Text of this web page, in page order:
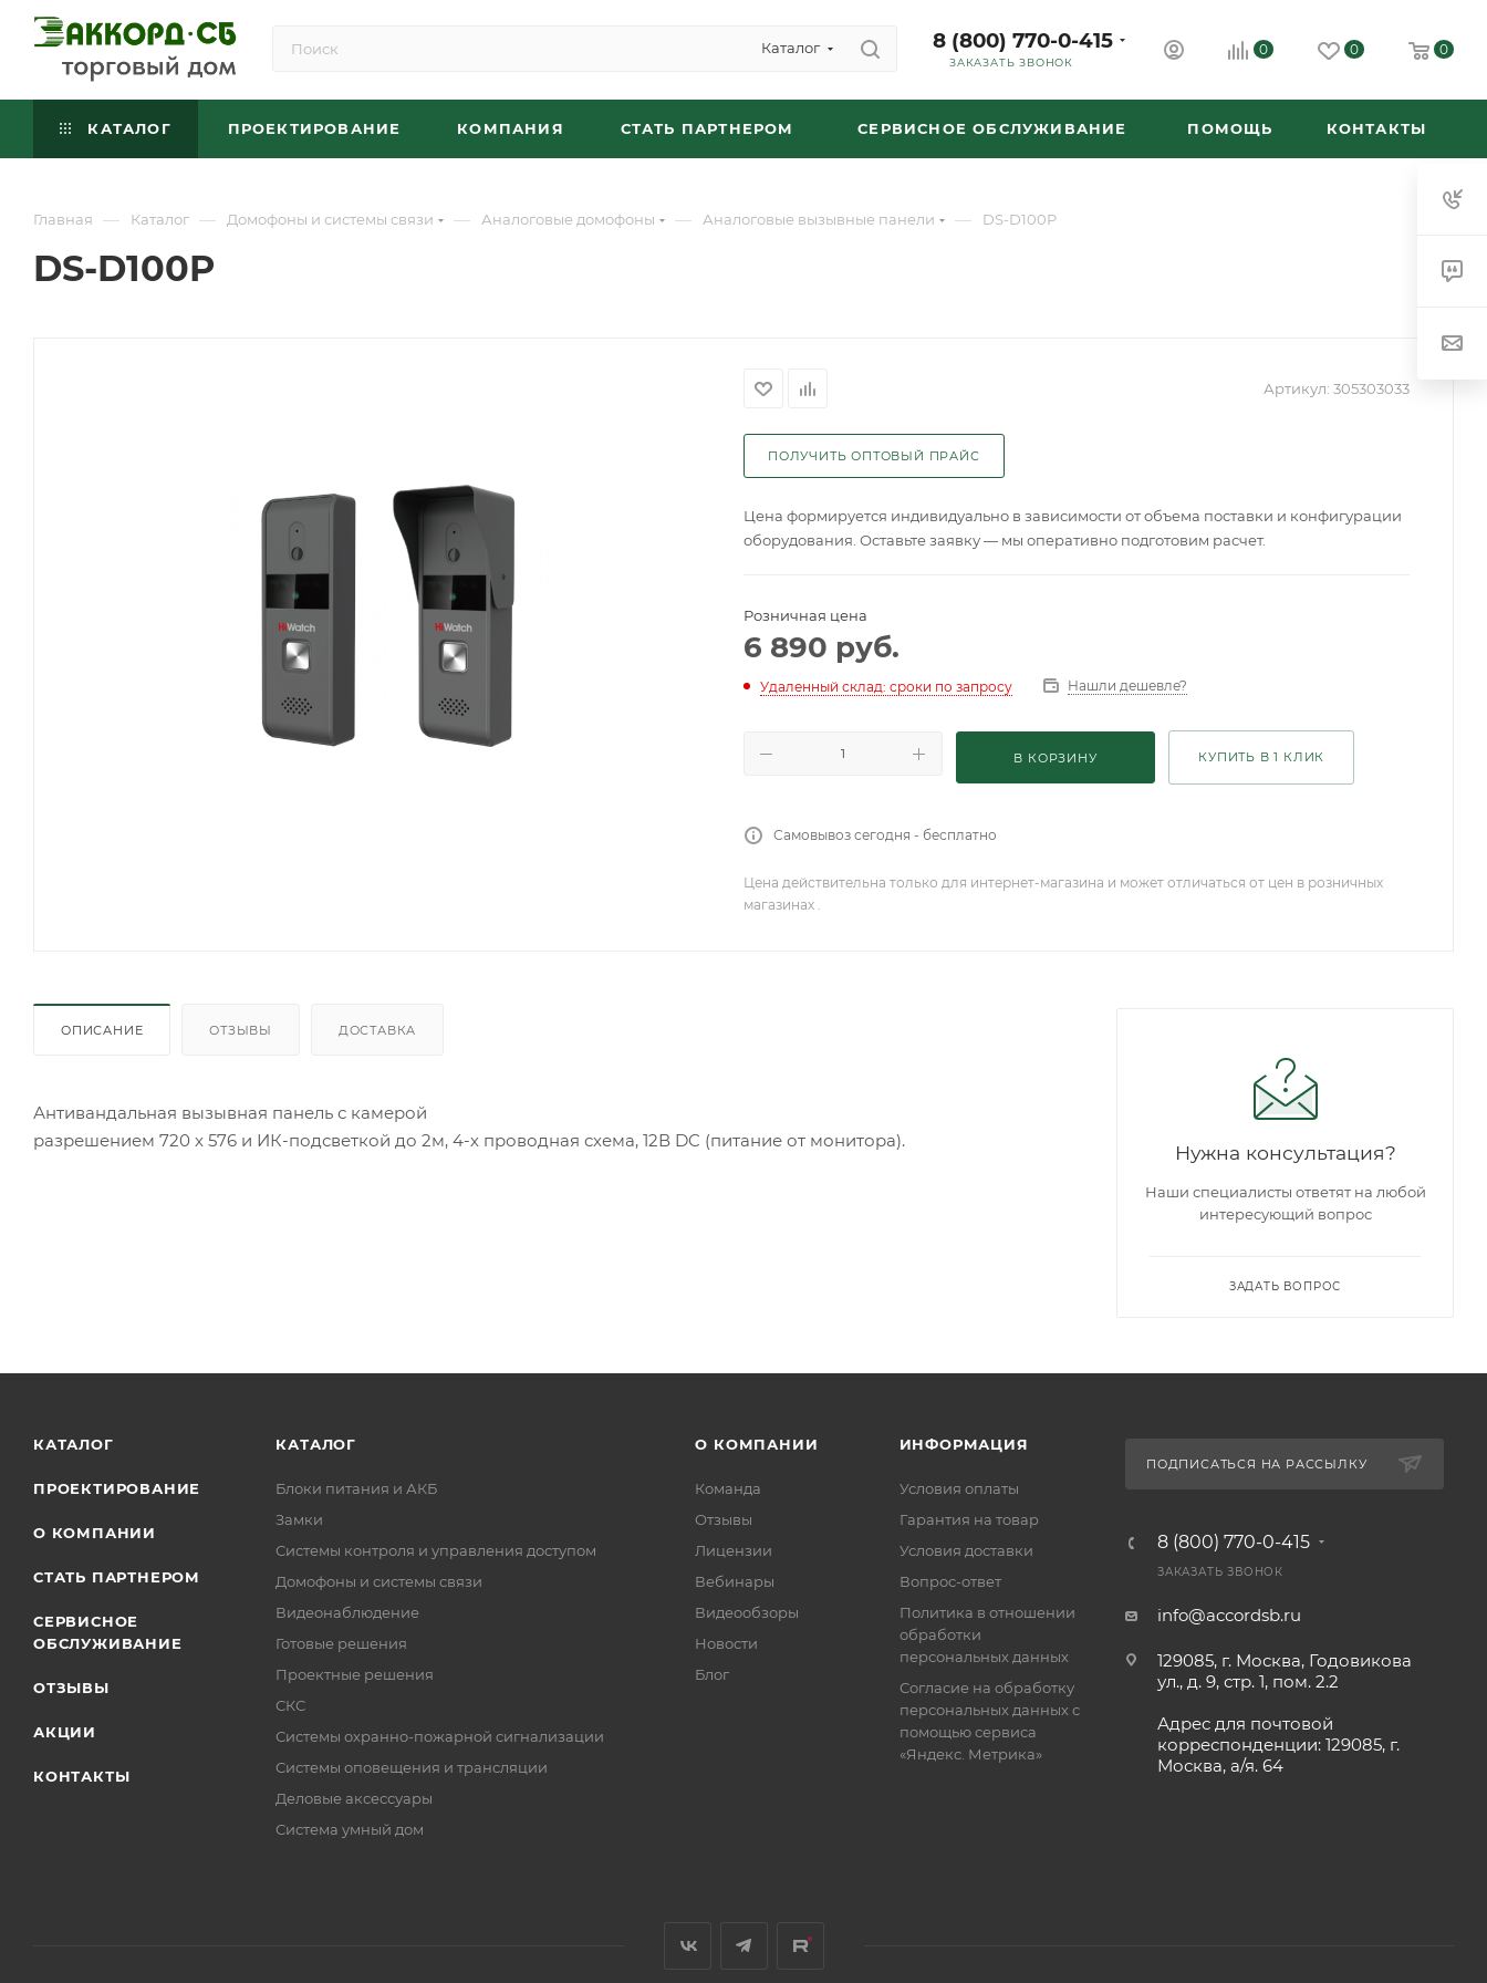
Каталог 8 (800) 770-0-415
ЗАКАЗАТЬ ЗВОНОК
0 0 0
КАТАЛОГ ПРОЕКТИРОВАНИЕ КОМПАНИЯ СТАТЬ ПАРТНЕРОМ СЕРВИСНОЕ ОБСЛУЖИВАНИЕ ПОМОЩЬ КОНТАКТЫ
Главная — Каталог — Домофоны и системы связи — Аналоговые домофоны — Аналоговые вызывные панели — DS-D100P
DS-D100P
Артикул: 305303033
ПОЛУЧИТЬ ОПТОВЫЙ ПРАЙС
Цена формируется индивидуально в зависимости от объема поставки и конфигурации
оборудования. Оставьте заявку — мы оперативно подготовим расчет.
Розничная цена
6 890 руб.
Удаленный склад: сроки по запросу Нашли дешевле?
В КОРЗИНУ КУПИТЬ В 1 КЛИК
Самовывоз сегодня - бесплатно
Цена действительна только для интернет-магазина и может отличаться от цен в розничных
магазинах .
ОПИСАНИЕ ОТЗЫВЫ ДОСТАВКА
Антивандальная вызывная панель с камерой
разрешением 720 х 576 и ИК-подсветкой до 2м, 4-х проводная схема, 12В DC (питание от монитора).
Нужна консультация?
Наши специалисты ответят на любой
интересующий вопрос
ЗАДАТЬ ВОПРОС
КАТАЛОГ
ПРОЕКТИРОВАНИЕ
О КОМПАНИИ
СТАТЬ ПАРТНЕРОМ
СЕРВИСНОЕ
ОБСЛУЖИВАНИЕ
ОТЗЫВЫ
АКЦИИ
КОНТАКТЫ
КАТАЛОГ
Блоки питания и АКБ
Замки
Системы контроля и управления доступом
Домофоны и системы связи
Видеонаблюдение
Готовые решения
Проектные решения
СКС
Системы охранно-пожарной сигнализации
Системы оповещения и трансляции
Деловые аксессуары
Система умный дом
О КОМПАНИИ
Команда
Отзывы
Лицензии
Вебинары
Видеообзоры
Новости
Блог
ИНФОРМАЦИЯ
Условия оплаты
Гарантия на товар
Условия доставки
Вопрос-ответ
Политика в отношении
обработки
персональных данных
Согласие на обработку
персональных данных с
помощью сервиса
«Яндекс. Метрика»
ПОДПИСАТЬСЯ НА РАССЫЛКУ
8 (800) 770-0-415
ЗАКАЗАТЬ ЗВОНОК
info@accordsb.ru
129085, г. Москва, Годовикова
ул., д. 9, стр. 1, пом. 2.2
Адрес для почтовой
корреспонденции: 129085, г.
Москва, а/я. 64